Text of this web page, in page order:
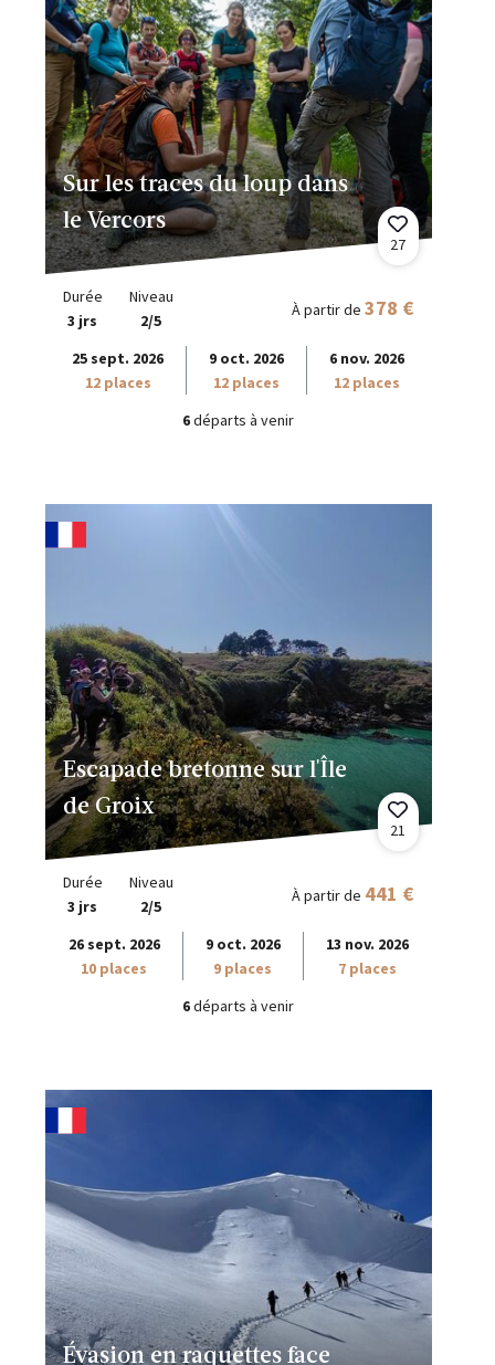
Sur les traces du loup dans
le Vercors
27
Durée
3 jrs
Niveau
2/5
À partir de 378 €
25 sept. 2026
12 places
9 oct. 2026
12 places
6 nov. 2026
12 places
6départs à venir
Escapade bretonne sur l'Île
de Groix
21
Durée
3 jrs
Niveau
2/5
À partir de 441 €
26 sept. 2026
10 places
9 oct. 2026
9 places
13 nov. 2026
7 places
6départs à venir
Évasion en raquettes face